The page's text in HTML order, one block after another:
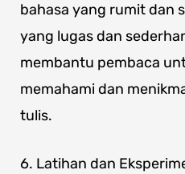
bahasa yang rumit dan
yang lugas dan
membantu pembaca
memahami dan
tulis.
6. Latihan dan